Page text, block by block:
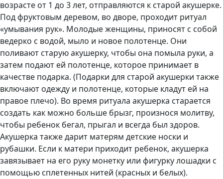
возрасте от 1 до 3 лет, отправляются к старой акушерке.
Под фруктовым деревом, во дворе, проходит ритуал
«умывания рук». Молодые женщины, приносят с собой
ведерко с водой, мыло и новое полотенце. Они
поливают старую акушерку, чтобы она помыла руки, а
затем подают ей полотенце, которое принимает в
качестве подарка. (Подарки для старой акушерки также
включают одежду и полотенце, которые кладут ей на
правое плечо). Во время ритуала акушерка старается
создать как можно больше брызг, произнося молитву,
чтобы ребенок бегал, прыгал и всегда был здоров.
Акушерка также дарит матерям детские носки и
рубашки. Если к матери приходит ребенок, акушерка
завязывает на его руку монетку или фигурку лошадки с
помощью сплетенных нитей (красных и белых).